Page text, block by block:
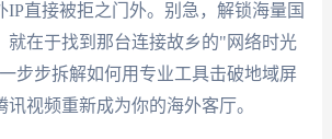
IP直接被拒之门外。别急，解锁海量国
就在于找到那台连接故乡的"网络时光
步步拆解如何用专业工具击破地域屏
讯视频重新成为你的海外客厅。